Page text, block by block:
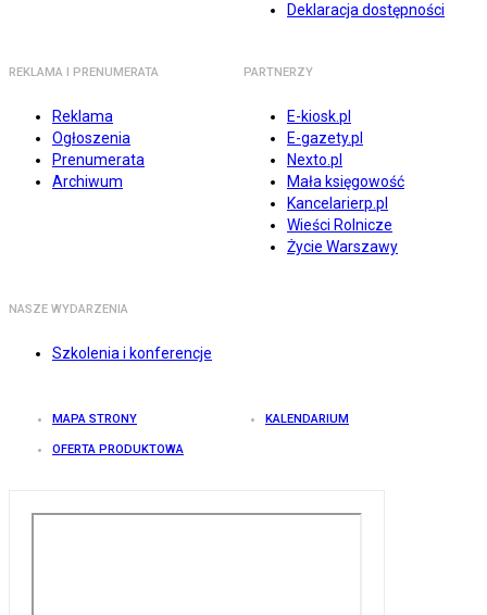
Deklaracja dostępności
REKLAMA I PRENUMERATA
Reklama
Ogłoszenia
Prenumerata
Archiwum
PARTNERZY
E-kiosk.pl
E-gazety.pl
Nexto.pl
Mała księgowość
Kancelarierp.pl
Wieści Rolnicze
Życie Warszawy
NASZE WYDARZENIA
Szkolenia i konferencje
MAPA STRONY KALENDARIUM
OFERTA PRODUKTOWA